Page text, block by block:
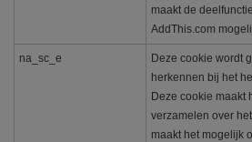
maakt de
AddThis.com
na_sc_e
Deze cookie wordt
herkennen bij het
Deze cookie maakt
verzamelen over
maakt het mogelijk